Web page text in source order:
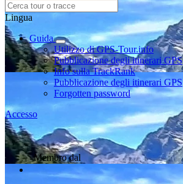
Lingua
Guida
Utilizzo di GPS-Tour.info
Pubblicazione degli itinerari GPS
Info sulla TrackRank
Pubblicazione degli itinerari GPS
Forgotten password
Accesso
Membro dal